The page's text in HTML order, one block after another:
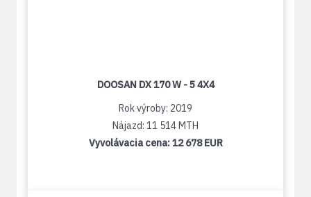
DOOSAN DX 170 W - 5 4X4
Rok výroby: 2019
Nájazd: 11 514 MTH
Vyvolávacia cena:12 678 EUR